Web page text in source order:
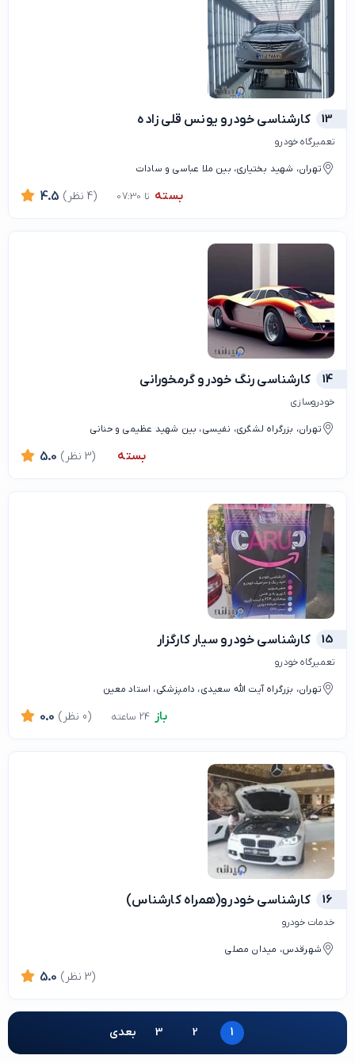
13 کارشناسی خودرو یونس قلی زاده
تعمیرگاه خودرو
تهران، شهید بختیاری، بین ملا عباسی و سادات
بسته تا 07:30 4.5 (4 نظر)
14 کارشناسی رنگ خودرو گرمخورانی
خودروسازی
تهران، بزرگراه لشگری، نفیسی، بین شهید عظیمی و حنانی
بسته 5.0 (3 نظر)
15 کارشناسی خودرو سیار کارگزار
تعمیرگاه خودرو
تهران، بزرگراه آیت الله سعیدی، دامپزشکی، استاد معين
باز 0.0 (0 نظر)
16 کارشناسی خودرو(همراه کارشناس)
خدمات خودرو
شهرقدس، میدان مصلی
5.0 (3 نظر)
1
2
3 بعدی